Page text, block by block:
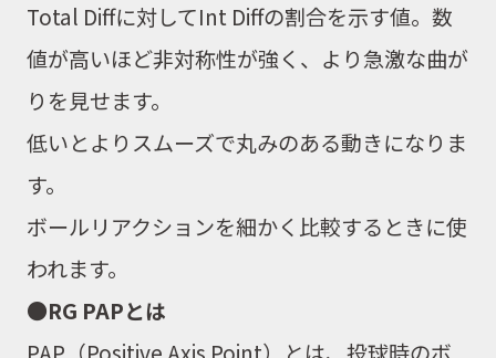
Total Diffに対してInt Diffの割合を示す値。数
値が高いほど非対称性が強く、より急激な曲が
りを見せます。
低いとよりスムーズで丸みのある動きになりま
す。
ボールリアクションを細かく比較するときに使
われます。
●RG PAPとは